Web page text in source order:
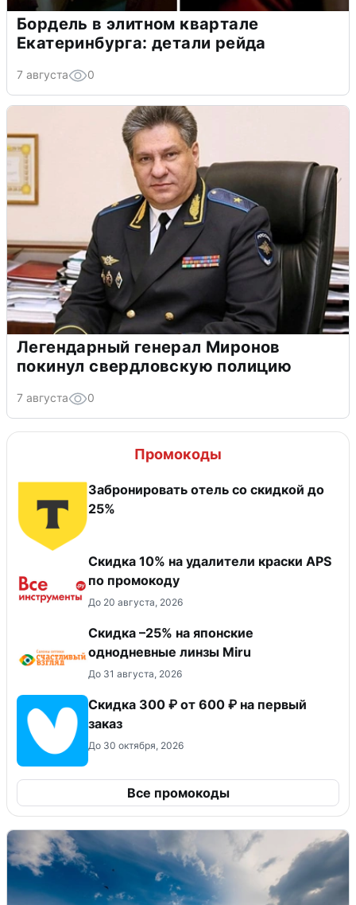
Бордель в элитном квартале
Екатеринбурга: детали рейда
7 августа 0
Легендарный генерал Миронов
покинул свердловскую полицию
7 августа 0
Промокоды
Забронировать отель со скидкой до
25%
Скидка 10% на удалители краски APS
по промокоду
До 20 августа, 2026
Скидка –25% на японские
однодневные линзы Miru
До 31 августа, 2026
Скидка 300 ₽ от 600 ₽ на первый
заказ
До 30 октября, 2026
Все промокоды